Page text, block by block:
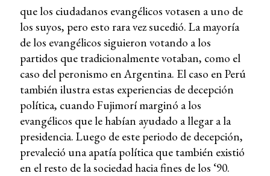
que los ciudadanos evangélicos votasen a uno de
los suyos, pero esto rara vez sucedió. La mayoría
de los evangélicos siguieron votando a los
partidos que tradicionalmente votaban, como el
caso del peronismo en Argentina. El caso en Perú
también ilustra estas experiencias de decepción
política, cuando Fujimorí marginó a los
evangélicos que le habían ayudado a llegar a la
presidencia. Luego de este periodo de decepción,
prevaleció una apatía política que también existió
en el resto de la sociedad hacia fines de los ‘90.